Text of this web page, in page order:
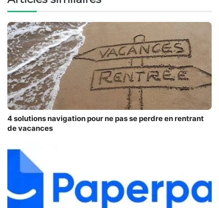
4 solutions navigation pour ne pas se perdre en rentrant
de vacances